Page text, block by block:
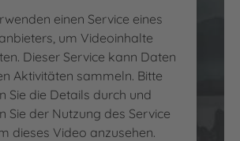
einen Service eines
um Videoinhalte
Dieser Service kann Daten
Aktivitäten sammeln. Bitte
Sie die Details durch und
Sie der Nutzung des Service
dieses Video anzusehen.
Mehr zum Buch